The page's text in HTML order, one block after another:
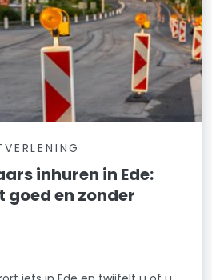
inhuren in Ede:
goed en zonder